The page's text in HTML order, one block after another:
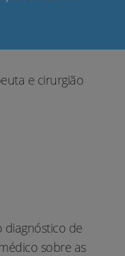
e cirurgião
diagnóstico de
sobre as